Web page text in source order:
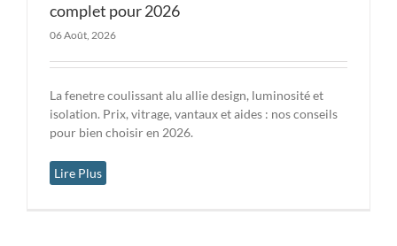
complet pour 2026
06 Août, 2026
La fenetre coulissant alu allie design, luminosité et
isolation. Prix, vitrage, vantaux et aides : nos conseils
pour bien choisir en 2026.
Lire Plus